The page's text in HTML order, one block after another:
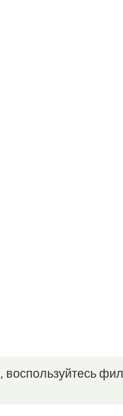
, воспользуйтесь